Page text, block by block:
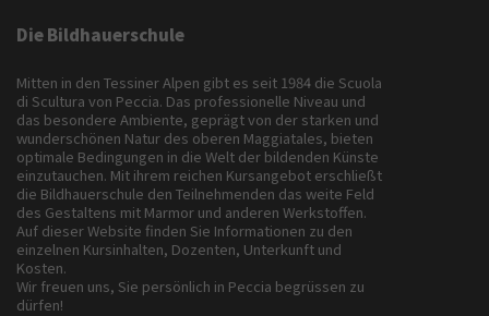
Die Bildhauerschule
Mitten in den Tessiner Alpen gibt es seit 1984 die Scuola
di Scultura von Peccia. Das professionelle Niveau und
das besondere Ambiente, geprägt von der starken und
wunderschönen Natur des oberen Maggiatales, bieten
optimale Bedingungen in die Welt der bildenden Künste
einzutauchen. Mit ihrem reichen Kursangebot erschließt
die Bildhauerschule den Teilnehmenden das weite Feld
des Gestaltens mit Marmor und anderen Werkstoffen.
Auf dieser Website finden Sie Informationen zu den
einzelnen Kursinhalten, Dozenten, Unterkunft und
Kosten.
Wir freuen uns, Sie persönlich in Peccia begrüssen zu
dürfen!